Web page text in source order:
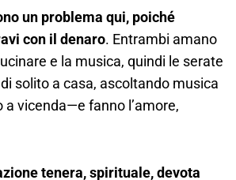
un problema qui, poiché
con il denaro. Entrambi amano
e la musica, quindi le serate
solito a casa, ascoltando musica
vicenda—e fanno l’amore,
tenera, spirituale, devota